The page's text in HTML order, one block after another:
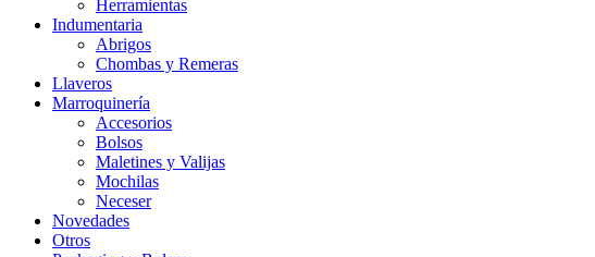
Herramientas
Indumentaria
Abrigos
Chombas y Remeras
Llaveros
Marroquinería
Accesorios
Bolsos
Maletines y Valijas
Mochilas
Neceser
Novedades
Otros